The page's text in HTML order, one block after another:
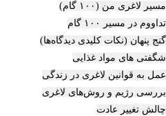
مسیر لاغری من (۱۰۰ گام)
تداووم در مسیر ۱۰۰ گام
گنج پنهان (نکات کلیدی دیدگاه‌ها)
شگفتی های مواد غذایی
عمل به قوانین لاغری در زندگی
بررسی رژیم‌ و روش‌های لاغری
چالش تغییر عادت